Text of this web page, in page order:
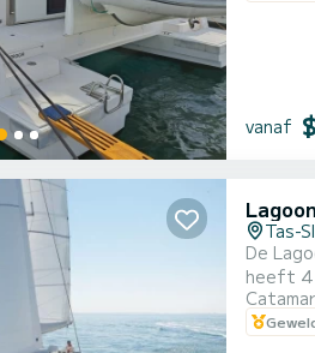
vanaf
Tas-
De
heeft 4
van de